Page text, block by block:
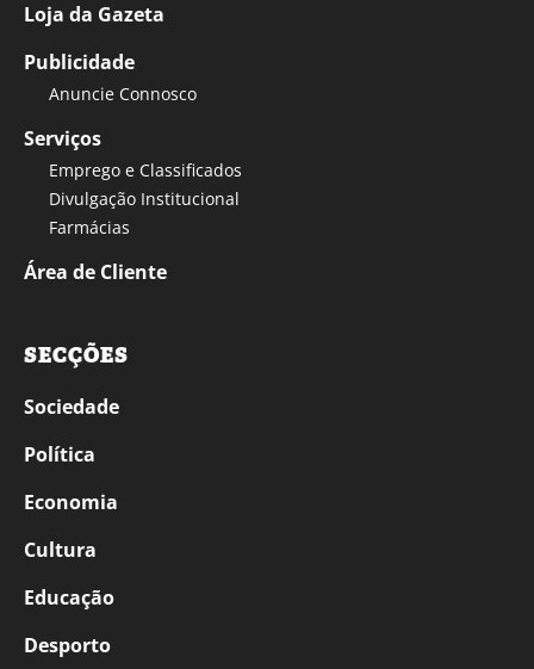
Loja da Gazeta
Publicidade
Anuncie Connosco
Serviços
Emprego e Classificados
Divulgação Institucional
Farmácias
Área de Cliente
SECÇÕES
Sociedade
Política
Economia
Cultura
Educação
Desporto